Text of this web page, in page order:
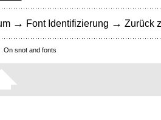
→ Font Identifizierung → Zurück
On snot and fonts